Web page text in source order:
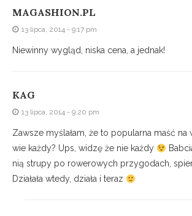
MAGASHION.PL
13 lipca, 2014 - 9:17 pm
Niewinny wygląd, niska cena, a jednak!
KAG
13 lipca, 2014 - 9:20 pm
Zawsze myślałam, że to popularna maść na
wie każdy? Ups, widzę że nie każdy
nią strupy po rowerowych przygodach,
Działała wtedy, działa i teraz